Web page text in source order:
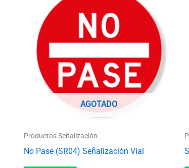
AGOTADO
Productos Señalización
No Pase (SR04) Señalización Vial